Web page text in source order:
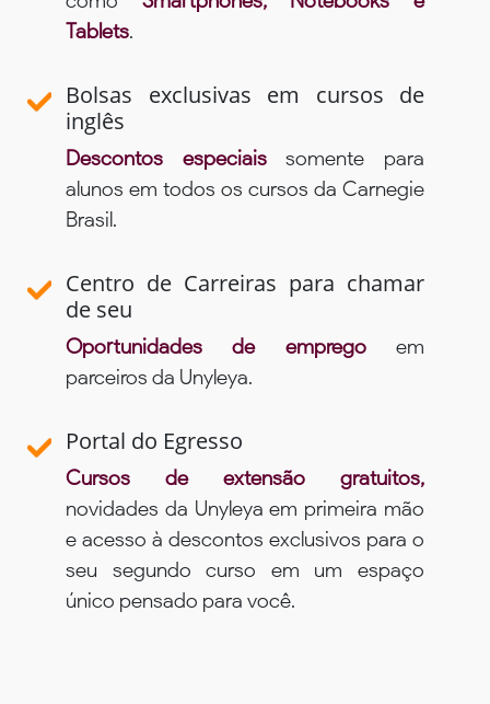
Tablets.
Bolsas exclusivas em cursos de
inglês
Descontos especiaissomente para
alunos em todos os cursos da Carnegie
Brasil.
Centro de Carreiras para chamar
de seu
Oportunidades de empregoem
parceiros da Unyleya.
Portal do Egresso
Cursos de extensão gratuitos,
novidades da Unyleya em primeira mão
e acesso à descontos exclusivos para o
seu segundo curso em um espaço
único pensado para você.